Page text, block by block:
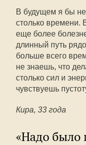
В будущем я бы не
столько времени.
еще более
длинный путь
больше всего
не знаешь, что
столько сил и
чувствуешь
Кира, 33 года
«Надо было